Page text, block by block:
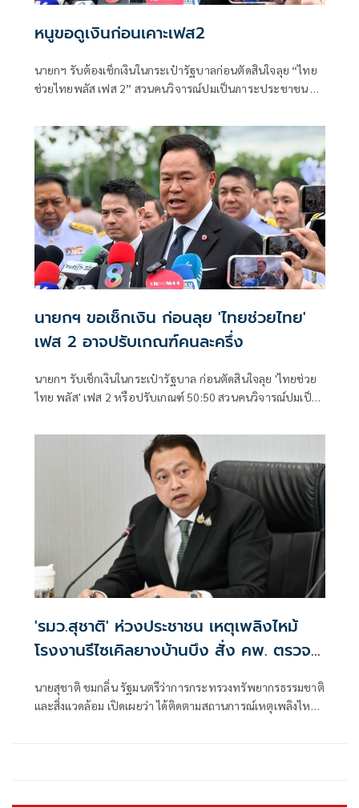
หนูขอดูเงินก่อนเคาะเฟส2
นายกฯ รับต้องเช็กเงินในกระเป๋ารัฐบาลก่อนตัดสินใจลุย “ไทย
ช่วยไทยพลัส เฟส 2” สวนคนวิจารณ์ปมเป็นภาระประชาชน ชี้
ไทยพลัสหรือไม่
นายกฯ ขอเช็กเงิน ก่อนลุย 'ไทยช่วยไทย'
เฟส 2 อาจปรับเกณฑ์คนละครึ่ง
นายกฯ รับเช็กเงินในกระเป๋ารัฐบาล ก่อนตัดสินใจลุย 'ไทยช่วย
ไทย พลัส' เฟส 2 หรือปรับเกณฑ์ 50:50 สวนคนวิจารณ์ปมเป็น
แข็งแรง
'รมว.สุชาติ' ห่วงประชาชน เหตุเพลิงไหม้
โรงงานรีไซเคิลยางบ้านบึง สั่ง คพ. ตรวจ
คุณภาพอากาศเข้ม-แจ้งเตือนประชาชนใกล้
ชิด
นายสุชาติ ชมกลิ่น รัฐมนตรีว่าการกระทรวงทรัพยากรธรรมชาติ
และสิ่งแวดล้อม เปิดเผยว่า ได้ติดตามสถานการณ์เหตุเพลิงไหม้